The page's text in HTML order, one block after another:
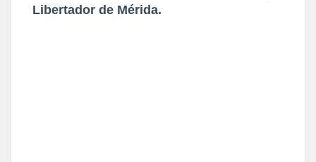
Libertador de Mérida.